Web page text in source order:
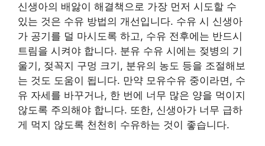
신생아의 배앓이 해결책으로 가장 먼저 시도할 수
있는 것은 수유 방법의 개선입니다. 수유 시 신생아
가 공기를 덜 마시도록 하고, 수유 전후에는 반드시
트림을 시켜야 합니다. 분유 수유 시에는 젖병의 기
울기, 젖꼭지 구멍 크기, 분유의 농도 등을 조절해보
는 것도 도움이 됩니다. 만약 모유수유 중이라면, 수
유 자세를 바꾸거나, 한 번에 너무 많은 양을 먹이지
않도록 주의해야 합니다. 또한, 신생아가 너무 급하
게 먹지 않도록 천천히 수유하는 것이 좋습니다.